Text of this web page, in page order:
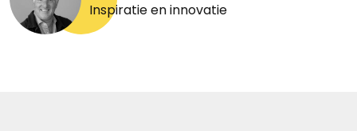
Inspiratie en innovatie